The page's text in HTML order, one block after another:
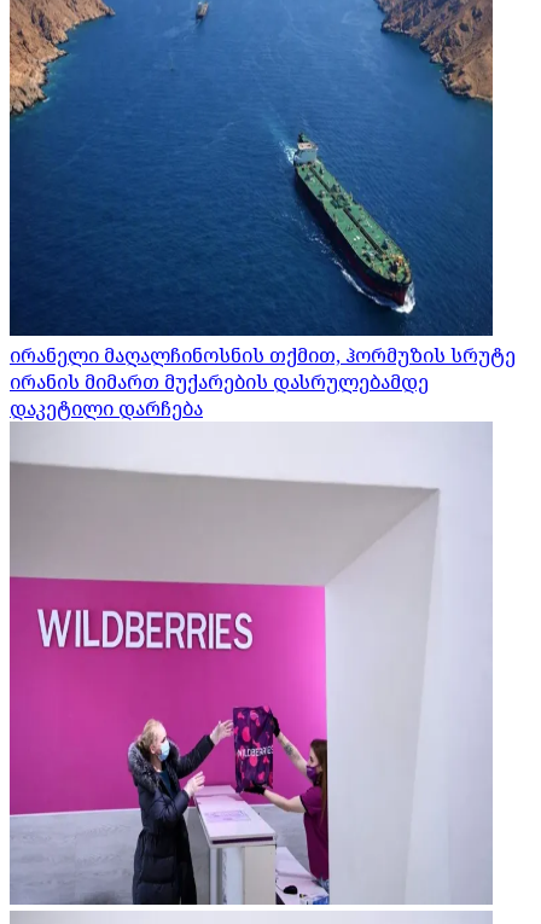
ირანელი მაღალჩინოსნის თქმით, ჰორმუზის სრუტე
ირანის მიმართ მუქარების დასრულებამდე
დაკეტილი დარჩება